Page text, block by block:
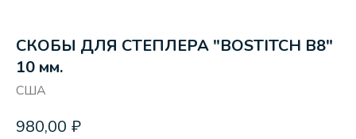
СКОБЫ ДЛЯ СТЕПЛЕРА "BOSTITCH В8"
10 мм.
США
980,00 ₽